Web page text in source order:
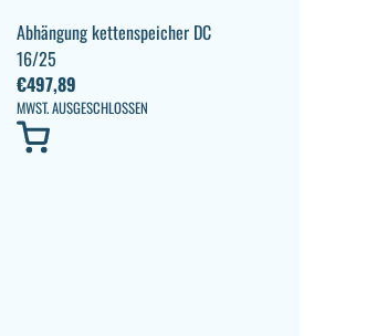
Abhängung kettenspeicher DC
16/25
€497,89
MWST. AUSGESCHLOSSEN